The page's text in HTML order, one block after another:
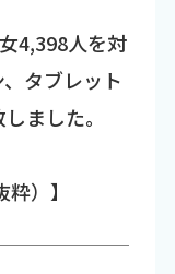
4,398人を対
タブレット
ました。
）】